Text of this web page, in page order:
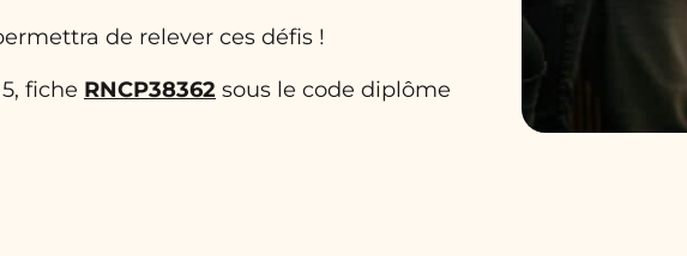
de relever ces défis !
fiche RNCP38362 sous le code diplôme